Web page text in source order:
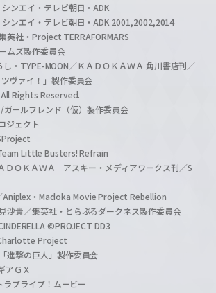
ンエイ・テレビ朝日・ADK
ンエイ・テレビ朝日・ADK 2001,2002,2014
英社・Project TERRAFORMARS
ムズ製作委員会
・TYPE-MOON／ＫＡＤＯＫＡＷＡ 角川書店刊／
ヴァイ！」製作委員会
Rights Reserved.
ールフレンド（仮）製作委員会
ジェクト
Little Busters! Refrain
ＤＯＫＡＷＡ アスキー・メディアワークス刊／S
・Madoka Movie Project Rebellion
沙貴／集英社・とらぶるダークネス製作委員会
©PROJECT DD3
Project
進撃の巨人」製作委員会
アＧＸ
ブライブ！ムービー